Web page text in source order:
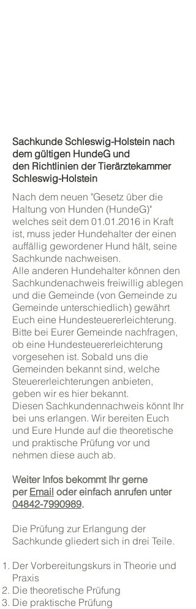
Sachkunde Schleswig-Holstein nach
dem gültigen HundeG und
den Richtlinien der Tierärztekammer
Schleswig-Holstein
Nach dem neuen "Gesetz über die
Haltung von Hunden (HundeG)"
welches seit dem 01.01.2016 in Kraft
ist, muss jeder Hundehalter der einen
auffällig gewordener Hund hält, seine
Sachkunde nachweisen.
Alle anderen Hundehalter können den
Sachkundenachweis freiwillig ablegen
und die Gemeinde (von Gemeinde zu
Gemeinde unterschiedlich) gewährt
Euch eine Hundesteuererleichterung.
Bitte bei Eurer Gemeinde nachfragen,
ob eine Hundesteuererleichterung
vorgesehen ist. Sobald uns die
Gemeinden bekannt sind, welche
Steuererleichterungen anbieten,
geben wir es hier bekannt.
Diesen Sachkundennachweis könnt Ihr
bei uns erlangen. Wir bereiten Euch
und Eure Hunde auf die theoretische
und praktische Prüfung vor und
nehmen diese auch ab.
Weiter Infos bekommt Ihr gerne
per Email oder einfach anrufen unter
04842-7990989.
Die Prüfung zur Erlangung der
Sachkunde gliedert sich in drei Teile.
Der Vorbereitungskurs in Theorie und
Praxis
Die theoretische Prüfung
Die praktische Prüfung